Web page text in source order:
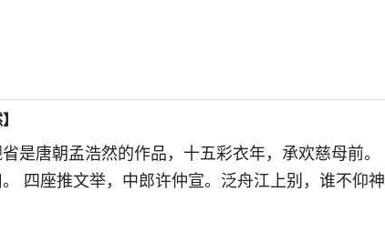
是唐朝孟浩然的作品，十五彩衣年，承欢慈母前。
四座推文举，中郎许仲宣。泛舟江上别，谁不仰神